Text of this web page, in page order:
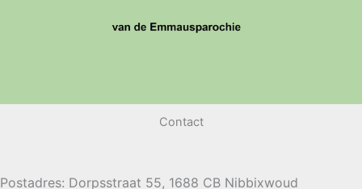
Contact
Postadres: Dorpsstraat 55, 1688 CB Nibbixwoud